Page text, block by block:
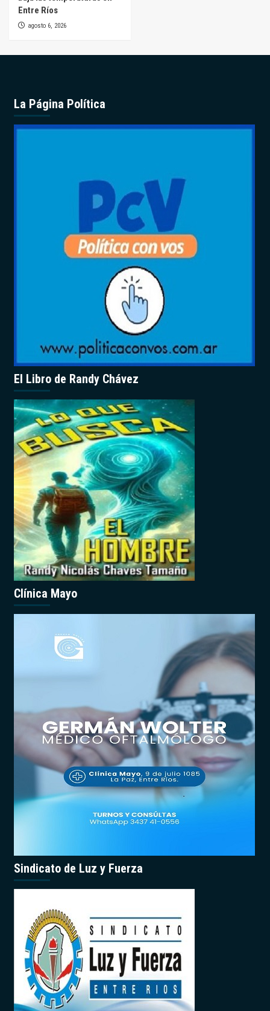
Entre Ríos
agosto 6, 2026
La Página Política
El Libro de Randy Chávez
Clínica Mayo
Sindicato de Luz y Fuerza